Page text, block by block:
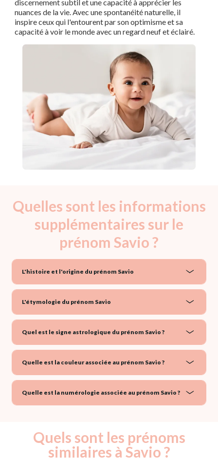
discernement subtil et une capacité à apprécier les
nuances de la vie. Avec une spontanéité naturelle, il
inspire ceux qui l'entourent par son optimisme et sa
capacité à voir le monde avec un regard neuf et éclairé.
Quelles sont les informations
supplémentaires sur le
prénom Savio ?
L'histoire et l'origine du prénom Savio
L'étymologie du prénom Savio
Quel est le signe astrologique du prénom Savio ?
Quelle est la couleur associée au prénom Savio ?
Quelle est la numérologie associée au prénom Savio ?
Quels sont les prénoms
similaires à Savio ?